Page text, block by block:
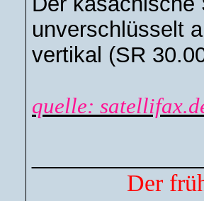
unverschlüsselt
vertikal (SR
quelle:
Der